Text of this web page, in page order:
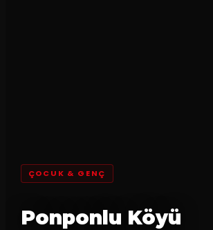
ÇOCUK & GENÇ
Ponponlu Köyü